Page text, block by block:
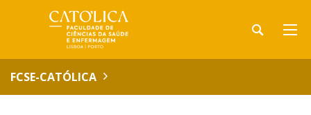
FCSE-CATÓLICA